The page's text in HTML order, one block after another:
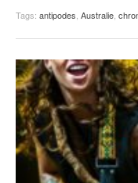
Tags: antipodes, Australie,